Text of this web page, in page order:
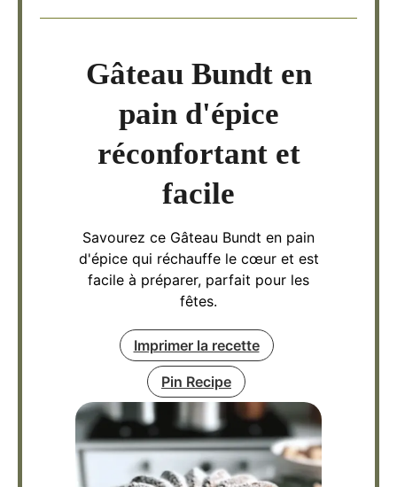
Gâteau Bundt en
pain d'épice
réconfortant et
facile
Savourez ce Gâteau Bundt en pain
d'épice qui réchauffe le cœur et est
facile à préparer, parfait pour les
fêtes.
Imprimer la recette
Pin Recipe